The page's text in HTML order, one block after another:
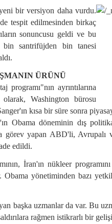
bir versiyon daha vurdu.
tespit edilmesinden birkaç
sonuncusu geldi ve bu
bin santrifüjden bin tanesi
ÜRÜNÜ
programı"nın ayrıntılarına
olarak,Washington bürosu
kısa bir süre sonra
Obama döneminin dış
görev yapan ABD'li, Avrupalı
edildi.
İran'ın nükleer
Obama yönetiminden bazı
başka uzmanlar da var. Bu
rağmen istikrarlı bir